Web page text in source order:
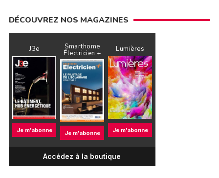
DÉCOUVREZ NOS MAGAZINES
J3e
Je m'abonne
Smarthome
Électricien +
Je m'abonne
Lumières
Je m'abonne
Accédez à la boutique